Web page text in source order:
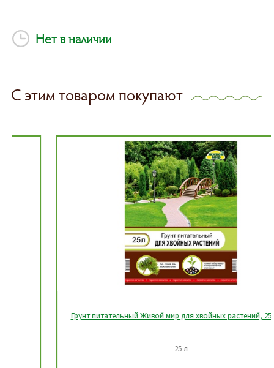
Нет в наличии
С этим товаром покупают
Грунт питательный Живой мир для хвойных растений, 25 л, РБ